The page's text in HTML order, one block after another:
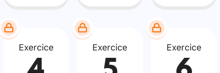
Exercice Exercice Exercice